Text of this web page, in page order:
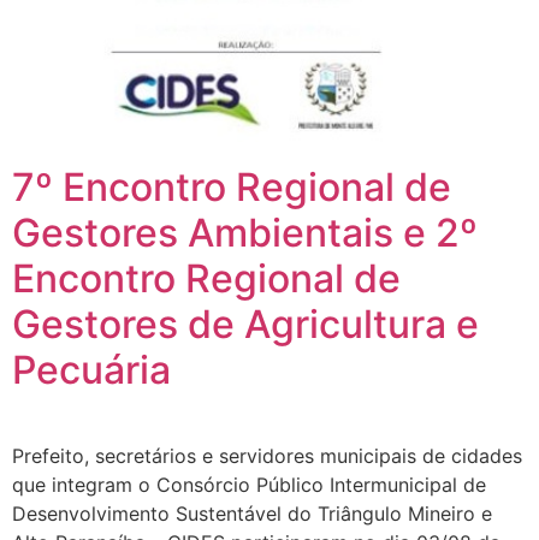
7º Encontro Regional de
Gestores Ambientais e 2º
Encontro Regional de
Gestores de Agricultura e
Pecuária
Prefeito, secretários e servidores municipais de cidades
que integram o Consórcio Público Intermunicipal de
Desenvolvimento Sustentável do Triângulo Mineiro e